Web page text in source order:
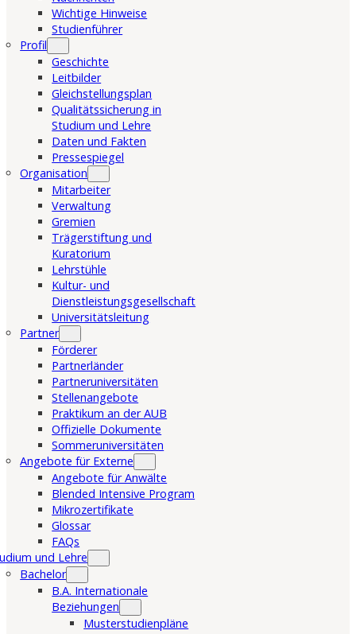
Wichtige Hinweise
Studienführer
Profil
Geschichte
Leitbilder
Gleichstellungsplan
Qualitätssicherung in
Studium und Lehre
Daten und Fakten
Pressespiegel
Organisation
Mitarbeiter
Verwaltung
Gremien
Trägerstiftung und
Kuratorium
Lehrstühle
Kultur- und
Dienstleistungsgesellschaft
Universitätsleitung
Partner
Förderer
Partnerländer
Partneruniversitäten
Stellenangebote
Praktikum an der AUB
Offizielle Dokumente
Sommeruniversitäten
Angebote für Externe
Angebote für Anwälte
Blended Intensive Program
Mikrozertifikate
Glossar
FAQs
und Lehre
Bachelor
B.A. Internationale
Beziehungen
Musterstudienpläne